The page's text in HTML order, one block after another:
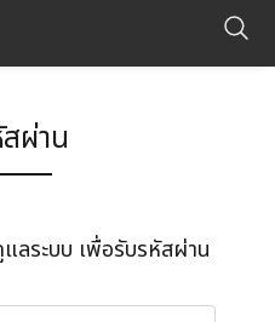
ผ่าน
ลระบบ เพื่อรับรหัสผ่าน